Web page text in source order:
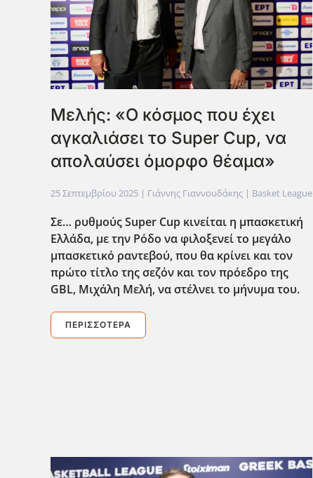
Μελής: «Ο κόσμος που έχει
αγκαλιάσει το Super Cup, να
απολαύσει όμορφο θέαμα»
25 Σεπτεμβρίου 2025 | Γιάννης Γιαννουδάκης | Basket League
Σε… ρυθμούς Super Cup κινείται η μπασκετική
Ελλάδα, με την Ρόδο να φιλοξενεί το μεγάλο
μπασκετικό ραντεβού, που θα κρίνει και τον
πρώτο τίτλο της σεζόν και τον πρόεδρο της
GBL, Μιχάλη Μελή, να στέλνει το μήνυμα του.
ΠΕΡΙΣΣΌΤΕΡΑ